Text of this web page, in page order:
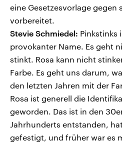
eine Gesetzesvorlage gegen
vorbereitet.
Stevie Schmiedel: Pinkstinks
provokanter Name. Es geht
stinkt. Rosa kann nicht
Farbe. Es geht uns darum,
den letzten Jahren mit der
Rosa ist generell die
geworden. Das ist in den
Jahrhunderts entstanden,
gefestigt, und früher war es